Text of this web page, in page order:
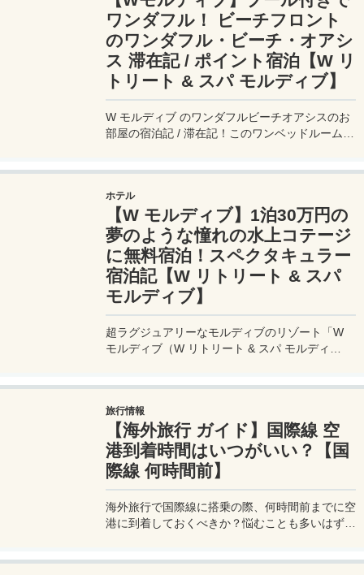
ワンダフル！ ビーチフロント
のワンダフル・ビーチ・オアシ
ス 滞在記 / ポイント宿泊【W リ
トリート & スパ モルディブ】
W モルディブ のワンダフルビーチオアシスのお
部屋の宿泊記 / 滞在記！このワンベッドルームヴ
イベートプール、2階にある半屋外のブランコル
ーム、そしてバスルームまで、写真と一緒に詳細
をお届けします。
ホテル
【W モルディブ】1泊30万円の
夢のような憧れの水上コテージ
に無料宿泊！スペクタキュラー
宿泊記【W リトリート & スパ
モルディブ】
超ラグジュアリーなモルディブのリゾート「W
モルディブ（W リトリート & スパ モルディ
テージの滞在はどのようなものなのか、その詳細
を写真と一緒にお届け。
旅行情報
【海外旅行 ガイド】国際線 空
港到着時間はいつがいい？【国
際線 何時間前】
海外旅行で国際線に搭乗の際、何時間前までに空
港に到着しておくべきか？悩むことも多いはず。